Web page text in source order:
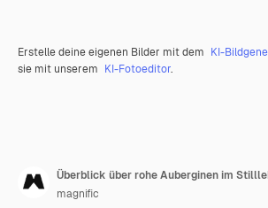
Erstelle deine eigenen Bilder mit dem KI-
sie mit unserem KI-Fotoeditor.
Überblick über rohe Auberginen im
magnific